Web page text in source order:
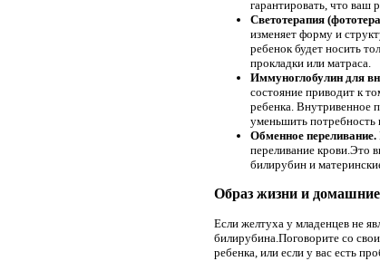
гарантировать, что ваш
Светотерапия
изменяет форму и
ребенок будет носить
прокладки или матраса.
Иммуноглобулин для
состояние приводит к
ребенка. Внутривенное
уменьшить потребность
Обменное переливание.
переливание крови.Это
билирубин и
Образ жизни и домашние
Если желтуха у младенцев не
билирубина.Поговорите со
ребенка, или если у вас есть